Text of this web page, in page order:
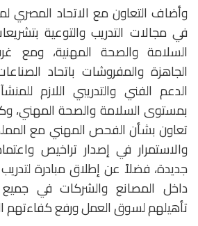
وأضاف التعاون مع الاتحاد المصري
في مجالات التدريب والتوعية
السلامة والصحة المهنية، ومع
الجاهزة والمفروشات باتحاد
الدعم الفني والتدريبي اللازم
بمستوى السلامة والصحة المهني،
تعاون بشأن الفحص المهني مع
والاستمرار في إصدار تراخيص
جديدة، فضلاً عن إطلاق مبادرة
داخل المصانع والشركات في
تأهيلهم لسوق العمل ورفع كفاءتهم